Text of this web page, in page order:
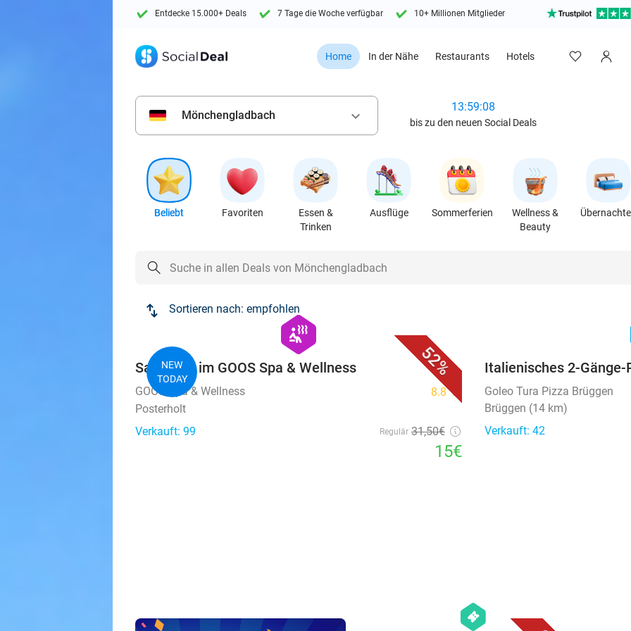
Entdecke 15.000+ Deals 7 Tage die Woche verfügbar 10+ Millionen Mitglieder
Home In der Nähe Restaurants Hotels
Mönchengladbach keyboard_arrow_down
13:59:07
bis zu den neuen Social Deals
Beliebt Favoriten
Essen &
Trinken
Ausflüge Sommerferien
Wellness &
Beauty
Sortieren nach: empfohlen
52%
NEW
TODAY
hexagon
wellness
Saunatag im GOOS Spa & Wellness
GOOS Spa & Wellness 8.8star
Posterholt
Verkauft: 99
Regulär 31,50€
15€
Italienisches 2-
Goleo Tura Pizza Brüggen
Brüggen (14 km)
Verkauft: 42
hexagon
events